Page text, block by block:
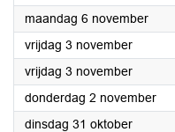
maandag 6 november2023
vrijdag 3 november2023
vrijdag 3 november2023
donderdag 2 november
dinsdag 31 oktober2023